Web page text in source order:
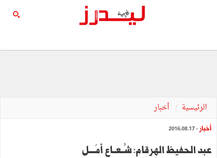
الرئيسية أخبار
أخبار - 2016.08.17
عبد الحفيظ الهرقام: شُــعــاع‭ ‬أمَــــل